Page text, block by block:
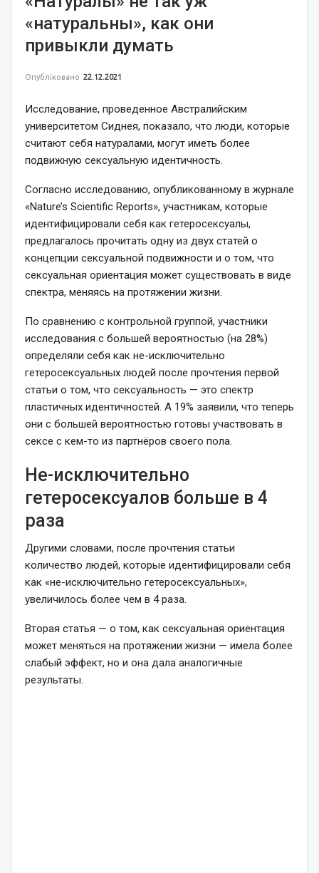
«натуральны», как они
привыкли думать
Опубліковано 22.12.2021
Исследование, проведенное Австралийским
университетом Сиднея, показало, что люди, которые
считают себя натуралами, могут иметь более
подвижную сексуальную идентичность.
Согласно исследованию, опубликованному в журнале
«Nature’s Scientific Reports», участникам, которые
идентифицировали себя как гетеросексуалы,
предлагалось прочитать одну из двух статей о
концепции сексуальной подвижности и о том, что
сексуальная ориентация может существовать в виде
спектра, меняясь на протяжении жизни.
По сравнению с контрольной группой, участники
исследования с большей вероятностью (на 28%)
определяли себя как не-исключительно
гетеросексуальных людей после прочтения первой
статьи о том, что сексуальность — это спектр
пластичных идентичностей. А 19% заявили, что теперь
они с большей вероятностью готовы участвовать в
сексе с кем-то из партнёров своего пола.
Не-исключительно
гетеросексуалов больше в 4
раза
Другими словами, после прочтения статьи
количество людей, которые идентифицировали себя
как «не-исключительно гетеросексуальных»,
увеличилось более чем в 4 раза.
Вторая статья — о том, как сексуальная ориентация
может меняться на протяжении жизни — имела более
слабый эффект, но и она дала аналогичные
результаты.